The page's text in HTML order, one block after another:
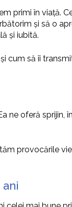
primi în viață.
și să o
și iubită.
cum să îi
ne oferă
provocările